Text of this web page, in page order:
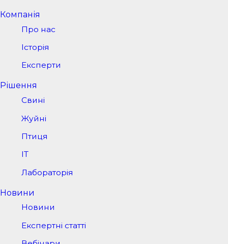
Компанія
Про нас
Історія
Експерти
Рішення
Свині
Жуйні
Птиця
IT
Лабораторія
Новини
Новини
Експертні статті